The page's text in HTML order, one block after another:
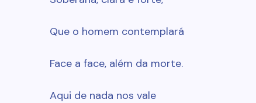
Que o homem contemplará
Face a face, além da morte.
Aqui de nada nos vale